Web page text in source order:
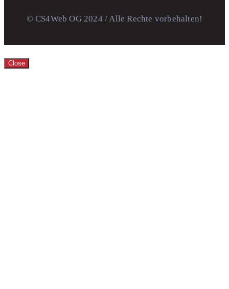
© CS4Web OG 2024 / Alle Rechte vorbehalten!
Close